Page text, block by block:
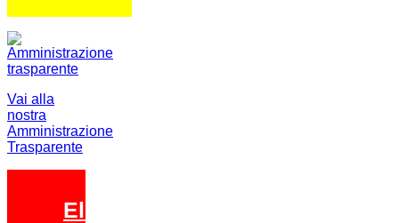
Vai alla
nostra
Amministrazione
Trasparente
Elezioni 2026